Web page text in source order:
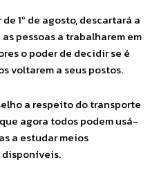
1º de agosto, descartará a
pessoas a trabalharem em
o poder de decidir se é
voltarem a seus postos.
a respeito do transporte
agora todos podem usá-
a estudar meios